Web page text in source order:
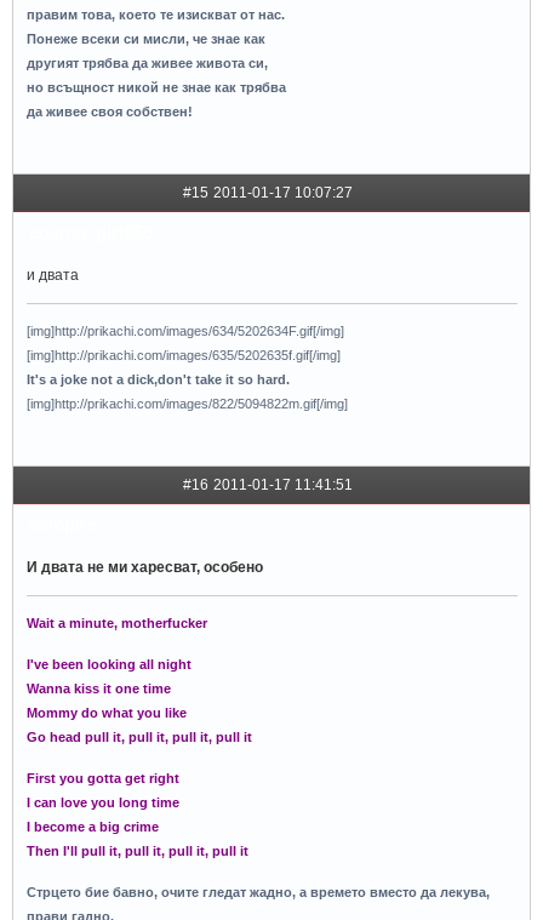
правим това, което те изискват от нас.
Понеже всеки си мисли, че знае как
другият трябва да живее живота си,
но всъщност никой не знае как трябва
да живее своя собствен!
#15 2011-01-17 10:07:27
и двата
[img]http://prikachi.com/images/634/5202634F.gif[/img]
[img]http://prikachi.com/images/635/5202635f.gif[/img]
It's a joke not a dick,don't take it so hard.
[img]http://prikachi.com/images/822/5094822m.gif[/img]
#16 2011-01-17 11:41:51
И двата не ми харесват, особено
Wait a minute, motherfucker
I've been looking all night
Wanna kiss it one time
Mommy do what you like
Go head pull it, pull it, pull it, pull it
First you gotta get right
I can love you long time
I become a big crime
Then I'll pull it, pull it, pull it, pull it
Стрцето бие бавно, очите гледат жадно, а времето вместо да лекува,
прави гадно.